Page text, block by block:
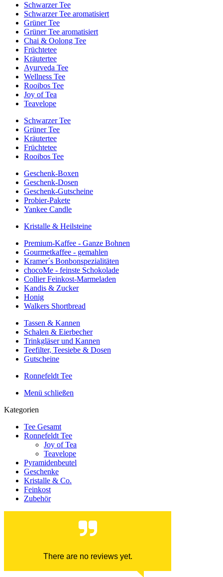
Schwarzer Tee
Schwarzer Tee aromatisiert
Grüner Tee
Grüner Tee aromatisiert
Chai & Oolong Tee
Früchtetee
Kräutertee
Ayurveda Tee
Wellness Tee
Rooibos Tee
Joy of Tea
Teavelope
Schwarzer Tee
Grüner Tee
Kräutertee
Früchtetee
Rooibos Tee
Geschenk-Boxen
Geschenk-Dosen
Geschenk-Gutscheine
Probier-Pakete
Yankee Candle
Kristalle & Heilsteine
Premium-Kaffee - Ganze Bohnen
Gourmetkaffee - gemahlen
Kramer´s Bonbonspezialitäten
chocoMe - feinste Schokolade
Collier Feinkost-Marmeladen
Kandis & Zucker
Honig
Walkers Shortbread
Tassen & Kannen
Schalen & Eierbecher
Trinkgläser und Kannen
Teefilter, Teesiebe & Dosen
Gutscheine
Ronnefeldt Tee
Menü schließen
Kategorien
Tee Gesamt
Ronnefeldt Tee
Joy of Tea
Teavelope
Pyramidenbeutel
Geschenke
Kristalle & Co.
Feinkost
Zubehör
There are no reviews yet.